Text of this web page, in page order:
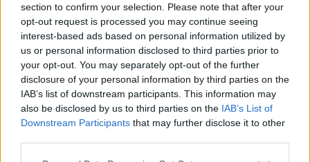
section to confirm your selection. Please note that after your
opt-out request is processed you may continue seeing
interest-based ads based on personal information utilized by
us or personal information disclosed to third parties prior to
your opt-out. You may separately opt-out of the further
disclosure of your personal information by third parties on the
IAB’s list of downstream participants. This information may
also be disclosed by us to third parties on the IAB’s List of
Downstream Participants that may further disclose it to other